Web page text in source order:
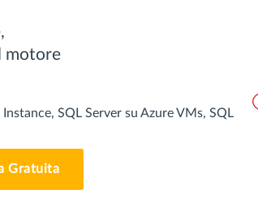
motore
SQL Server su Azure VMs, SQL
Gratuita